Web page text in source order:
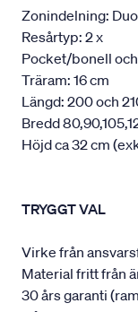
Zonindelning:
Resårtyp: 2 x
Pocket/bonell
Träram: 16 cm
Längd: 200 och
Bredd
Höjd ca 32 cm
TRYGGT VAL
Virke från
Material fritt från
30 års garanti